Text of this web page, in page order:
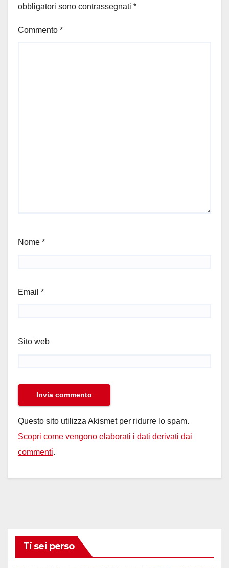
obbligatori sono contrassegnati *
Commento *
Nome *
Email *
Sito web
Questo sito utilizza Akismet per ridurre lo spam.
Scopri come vengono elaborati i dati derivati dai
commenti.
Ti sei perso